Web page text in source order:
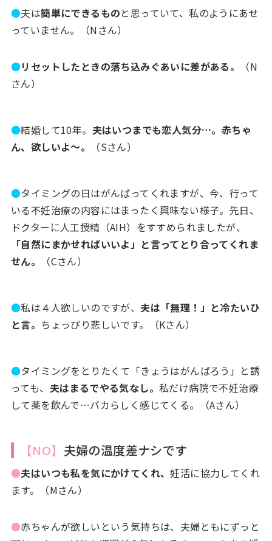
●夫は簡単にできるものと思っていて、私のようにあせ
っていません。（Nさん）
●リセットしたときの落ち込みぐあいに差がある。
（N
さん）
●結婚して10年。 夫はいつまでも恋人気分…。赤ちゃ
ん、欲しいよ～。
（Sさん）
●タイミングの日はがんばってくれますが、今、行って
いる不妊治療の内容にはまったく興味ない様子。先日、
ドクターに人工授精（AIH）をすすめられましたが、
「自然にまかせればいいよ」と言ってとり合ってくれま
せん。
（Cさん）
●私は４人欲しいのですが、夫は「無理！」と冷たいひ
と言。 ちょっぴり悲しいです。（Kさん）
●タイミングをとりたくて「きょうはがんばろう」と誘
っても、 夫はまるでやる気なし。 私だけ病院で不妊治療
して薬を飲んで…バカらしく感じてくる。（Aさん）
【NO】 夫婦の温度差ナシです
●夫はいつも私を気にかけてくれ、妊活に協力してくれ
ます。（Mさん）
●赤ちゃんが欲しいという気持ちは、夫婦ともにずっと